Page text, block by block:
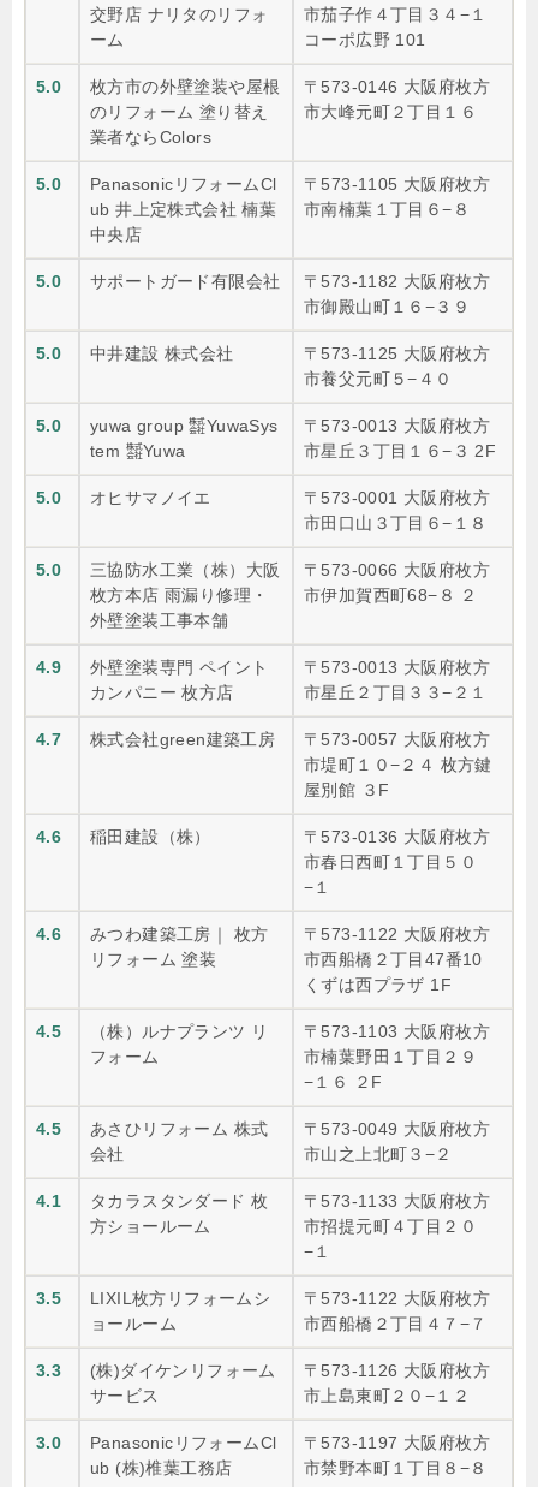
交野店 ナリタのリフォ
ーム
市茄子作４丁目３４−１
コーポ広野 101
5.0
枚方市の外壁塗装や屋根
のリフォーム 塗り替え
業者ならColors
〒573-0146 大阪府枚方
市大峰元町２丁目１６
5.0
PanasonicリフォームCl
ub 井上定株式会社 楠葉
中央店
〒573-1105 大阪府枚方
市南楠葉１丁目６−８
5.0 サポートガード有限会社
〒573-1182 大阪府枚方
市御殿山町１６−３９
5.0 中井建設 株式会社
〒573-1125 大阪府枚方
市養父元町５−４０
5.0
yuwa group ㍿YuwaSys
tem ㍿Yuwa
〒573-0013 大阪府枚方
市星丘３丁目１６−３ 2F
5.0 オヒサマノイエ
〒573-0001 大阪府枚方
市田口山３丁目６−１８
5.0
三協防水工業（株）大阪
枚方本店 雨漏り修理・
外壁塗装工事本舗
〒573-0066 大阪府枚方
市伊加賀西町68−８ ２
4.9
外壁塗装専門 ペイント
カンパニー 枚方店
〒573-0013 大阪府枚方
市星丘２丁目３３−２１
4.7 株式会社green建築工房
〒573-0057 大阪府枚方
市堤町１０−２４ 枚方鍵
屋別館 ３F
4.6 稲田建設（株）
〒573-0136 大阪府枚方
市春日西町１丁目５０
−１
4.6
みつわ建築工房｜ 枚方
リフォーム 塗装
〒573-1122 大阪府枚方
市西船橋２丁目47番10
くずは西プラザ 1F
4.5
（株）ルナプランツ リ
フォーム
〒573-1103 大阪府枚方
市楠葉野田１丁目２９
−１６ ２F
4.5
あさひリフォーム 株式
会社
〒573-0049 大阪府枚方
市山之上北町３−２
4.1
タカラスタンダード 枚
方ショールーム
〒573-1133 大阪府枚方
市招提元町４丁目２０
−１
3.5
LIXIL枚方リフォームシ
ョールーム
〒573-1122 大阪府枚方
市西船橋２丁目４７−７
3.3
(株)ダイケンリフォーム
サービス
〒573-1126 大阪府枚方
市上島東町２０−１２
3.0
PanasonicリフォームCl
ub (株)椎葉工務店
〒573-1197 大阪府枚方
市禁野本町１丁目８−８